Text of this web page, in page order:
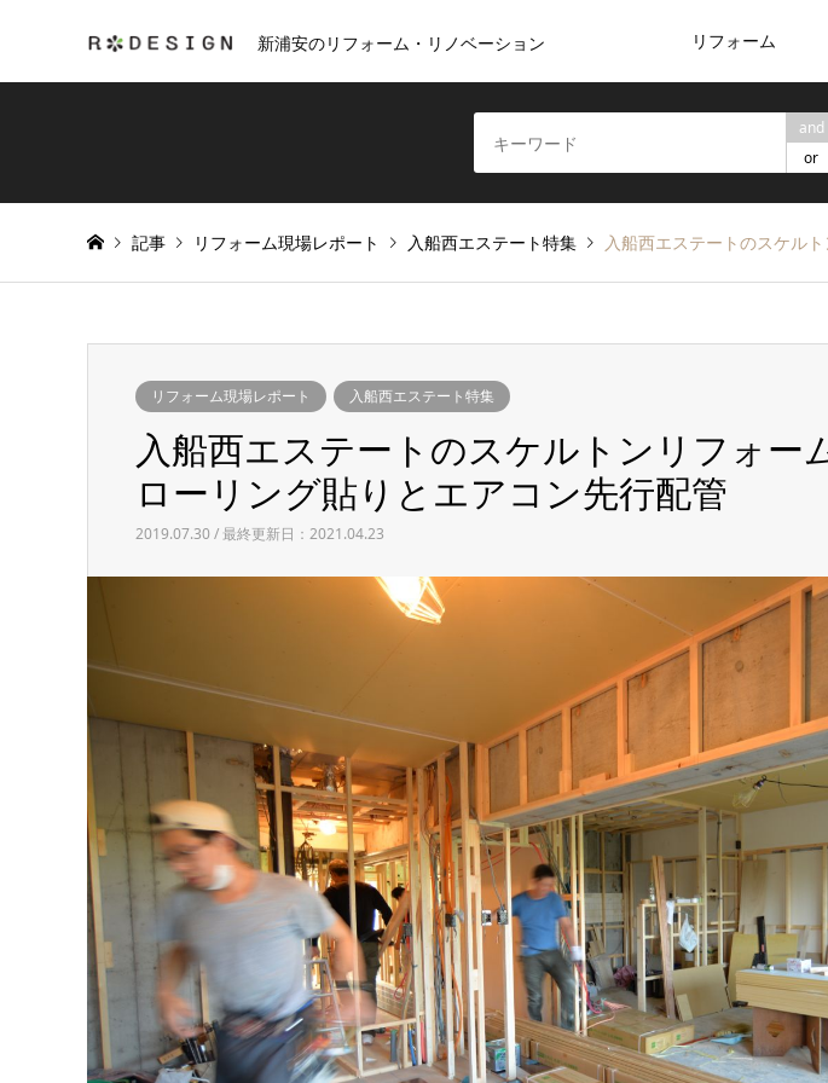
新浦安のリフォーム・リノベーション リフォーム
and
or
記事 リフォーム現場レポート 入船西エステート特集 入船西エステートのスケル
リフォーム現場レポート 入船西エステート特集
入船西エステートのスケルトンリフォー
ローリング貼りとエアコン先行配管
2019.07.30 / 最終更新日：2021.04.23